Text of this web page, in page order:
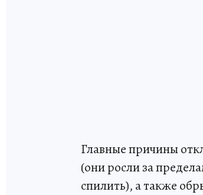
Главные причины
(они росли за
спилить), а также